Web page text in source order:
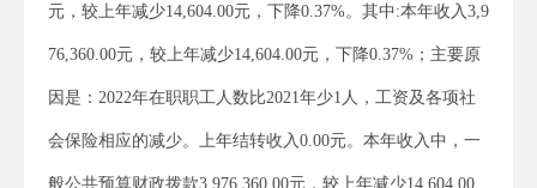
元，较上年减少14,604.00元，下降0.37%。其中:本年收入3,9
76,360.00元，较上年减少14,604.00元，下降0.37%；主要原
因是：2022年在职职工人数比2021年少1人，工资及各项社
会保险相应的减少。上年结转收入0.00元。本年收入中，一
般公共预算财政拨款3,976,360.00元，较上年减少14,604.00